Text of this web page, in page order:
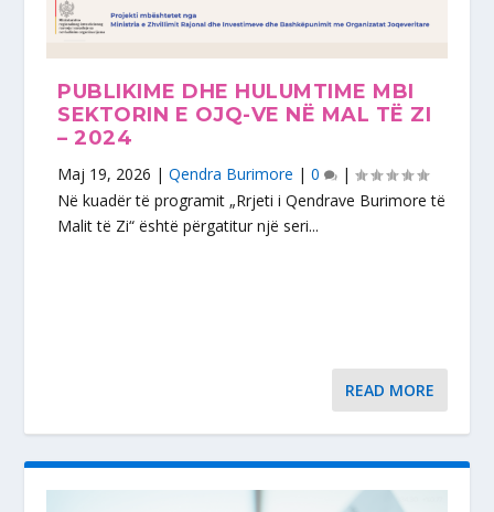
PUBLIKIME DHE HULUMTIME MBI
SEKTORIN E OJQ-VE NË MAL TË ZI
– 2024
Maj 19, 2026 |Qendra Burimore |0
|
Në kuadër të programit „Rrjeti i Qendrave Burimore të
Malit të Zi“ është përgatitur një seri...
READ MORE